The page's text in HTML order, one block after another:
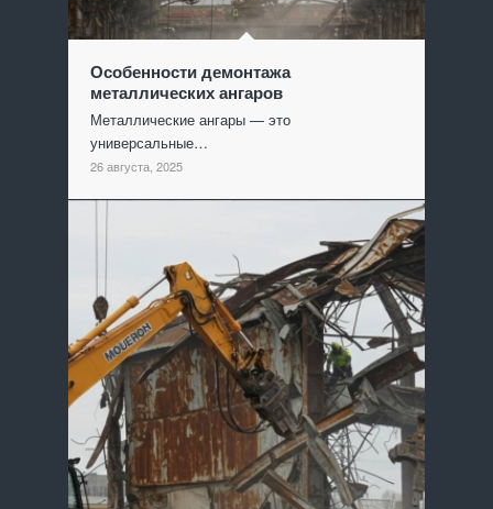
Особенности демонтажа
металлических ангаров
Металлические ангары — это
универсальные…
26 августа, 2025